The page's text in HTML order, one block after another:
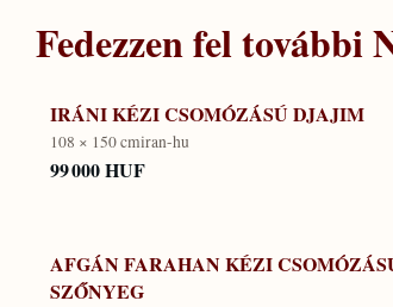
Fedezzen fel további
IRÁNI KÉZI CSOMÓZÁSÚ DJAJIM
108 × 150 cmiran-hu
99 000 HUF
AFGÁN FARAHAN KÉZI
SZŐNYEG